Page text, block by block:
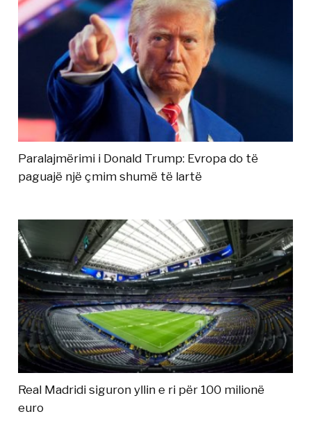
Paralajmërimi i Donald Trump: Evropa do të
paguajë një çmim shumë të lartë
Real Madridi siguron yllin e ri për 100 milionë
euro